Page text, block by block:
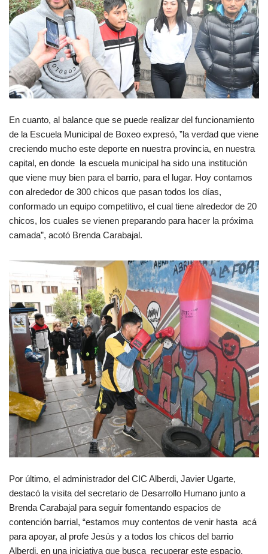
En cuanto, al balance que se puede realizar del funcionamiento
de la Escuela Municipal de Boxeo expresó, ”la verdad que viene
creciendo mucho este deporte en nuestra provincia, en nuestra
capital, en donde la escuela municipal ha sido una institución
que viene muy bien para el barrio, para el lugar. Hoy contamos
con alrededor de 300 chicos que pasan todos los días,
conformado un equipo competitivo, el cual tiene alrededor de 20
chicos, los cuales se vienen preparando para hacer la próxima
camada”, acotó Brenda Carabajal.
Por último, el administrador del CIC Alberdi, Javier Ugarte,
destacó la visita del secretario de Desarrollo Humano junto a
Brenda Carabajal para seguir fomentando espacios de
contención barrial, “estamos muy contentos de venir hasta acá
para apoyar, al profe Jesús y a todos los chicos del barrio
Alberdi, en una iniciativa que busca recuperar este espacio,